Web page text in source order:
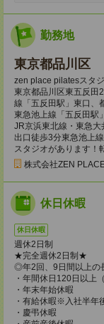
勤務地
東京都品川区
zen place pilatesスタ
東京都品川区東五反田
線「五反田駅」東口、
東急池上線「五反田駅
JR京浜東北線・東急
出口徒歩3分東急池上
スタジオがあります！
株式会社ZEN
休日休暇
休日休暇
週休2日制
★完全週休2日制★
◎年2回、9日間以上の
・年間休日120日以上
・年末年始休暇
・有給休暇※入社半年
・慶弔休暇